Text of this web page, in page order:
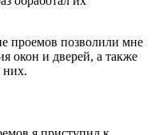
проемов позволили мне
окон и дверей, а также
них.